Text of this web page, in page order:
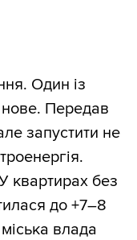
Один із
Передав
запустити не
квартирах без
до +7–8
влада